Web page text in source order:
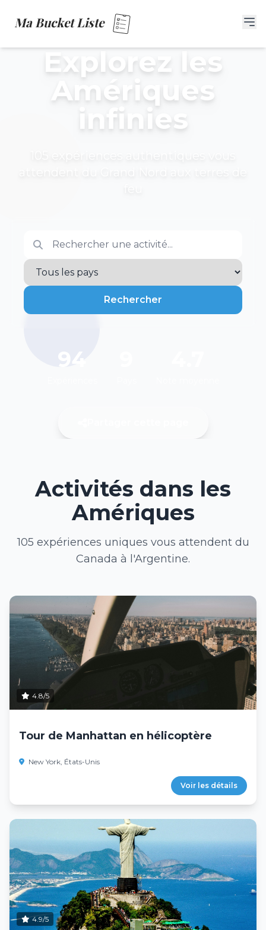
Ma Bucket Liste
Explorez les
Amériques
infinies
Rechercher
Activités dans les
Amériques
105 expériences uniques vous attendent du
Canada à l'Argentine.
4.8/5
Tour de Manhattan en hélicoptère
New York, États-Unis
Voir les détails
4.9/5